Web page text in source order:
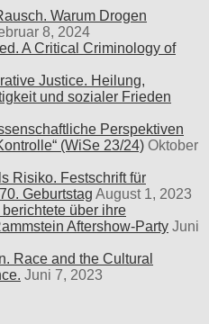
Warum Drogen
8, 2024
A Critical Criminology of
Justice. Heilung,
und sozialer Frieden
Perspektiven
(WiSe 23/24) Oktober
Risiko. Festschrift für
Geburtstag August 1, 2023
über ihre
Aftershow-Party Juni
Race and the Cultural
Juni 7, 2023